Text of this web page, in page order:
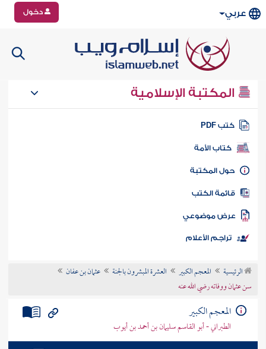
عربي دخول
المكتبة الإسلامية
كتب PDF
كتاب الأمة
المكتبة
الكتب
موضوعي
تراجم الأعلام
الرئيسية المعجم الكبير العشرة المبشرون بالجنة
عثمان بن عفان
سن عثمان ووفاته رضي الله عنه
المعجم الكبير
الطبراني - أبو القاسم سليمان بن أحمد بن أيوب